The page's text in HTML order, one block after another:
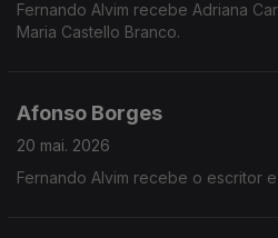
Fernando Alvim recebe Adriana
Maria Castello Branco.
Afonso Borges
20 mai. 2026
Fernando Alvim recebe o escritor